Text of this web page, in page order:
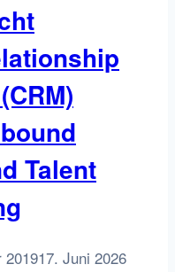
Talent
201917. Juni 2026